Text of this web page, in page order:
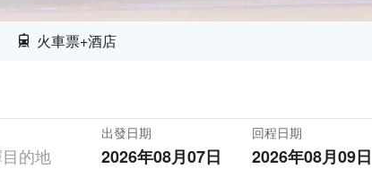
火車票+酒店
出發日期
2026年08月07日
回程日期
2026年08月09日